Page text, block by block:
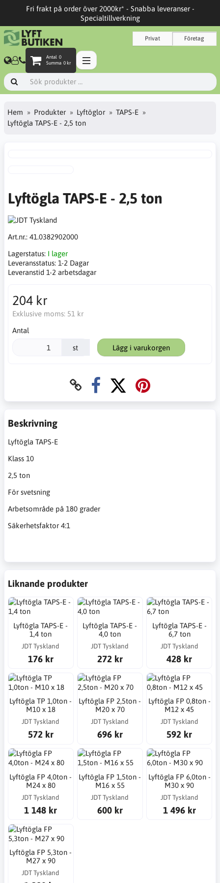
Fri frakt på order över 2000kr* - Snabba leveranser -
Specialtillverkning
Privat Företag
Antal 0
Summa 0 kr
Hem Produkter Lyftöglor
TAPS-E
Lyftögla TAPS-E - 2,5 ton
Lyftögla TAPS-E - 2,5 ton
Art.nr.: 41.0382902000
Lagerstatus: I lager
Leveransstatus: 1-2 Dagar
Leveranstid 1-2 arbetsdagar
204 kr
Exklusive moms: 51 kr
Antal
st Lägg i varukorgen
Beskrivning
Lyftögla TAPS-E
Klass 10
2,5 ton
För svetsning
Arbetsområde på 180 grader
Säkerhetsfaktor 4:1
Liknande produkter
Lyftögla TAPS-E -
1,4 ton
JDT Tyskland
176 kr
Lyftögla TAPS-E -
4,0 ton
JDT Tyskland
272 kr
Lyftögla TAPS-E -
6,7 ton
JDT Tyskland
428 kr
Lyftögla TP 1,0ton -
M10 x 18
JDT Tyskland
572 kr
Lyftögla FP 2,5ton -
M20 x 70
JDT Tyskland
696 kr
Lyftögla FP 0,8ton -
M12 x 45
JDT Tyskland
592 kr
Lyftögla FP 4,0ton -
M24 x 80
JDT Tyskland
1 148 kr
Lyftögla FP 1,5ton -
M16 x 55
JDT Tyskland
600 kr
Lyftögla FP 6,0ton -
M30 x 90
JDT Tyskland
1 496 kr
Lyftögla FP 5,3ton -
M27 x 90
JDT Tyskland